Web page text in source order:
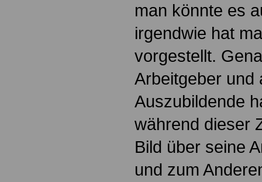
man könnte es
irgendwie hat
vorgestellt.
Arbeitgeber und
Auszubildende
während dieser
Bild über seine
und zum